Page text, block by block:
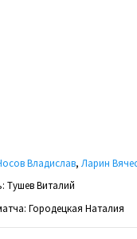
Владислав, Ларин
Тушев Виталий
Городецкая Наталия